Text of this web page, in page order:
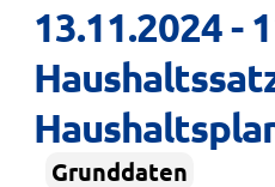
13.11.2024 -
Grunddaten